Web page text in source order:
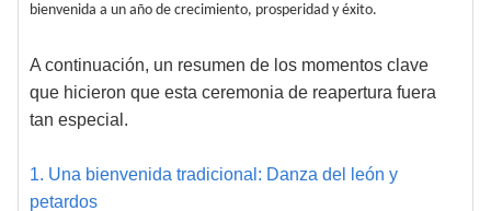
bienvenida a un año de crecimiento, prosperidad y éxito.
A continuación, un resumen de los momentos clave
que hicieron que esta ceremonia de reapertura fuera
tan especial.
1. Una bienvenida tradicional: Danza del león y
petardos